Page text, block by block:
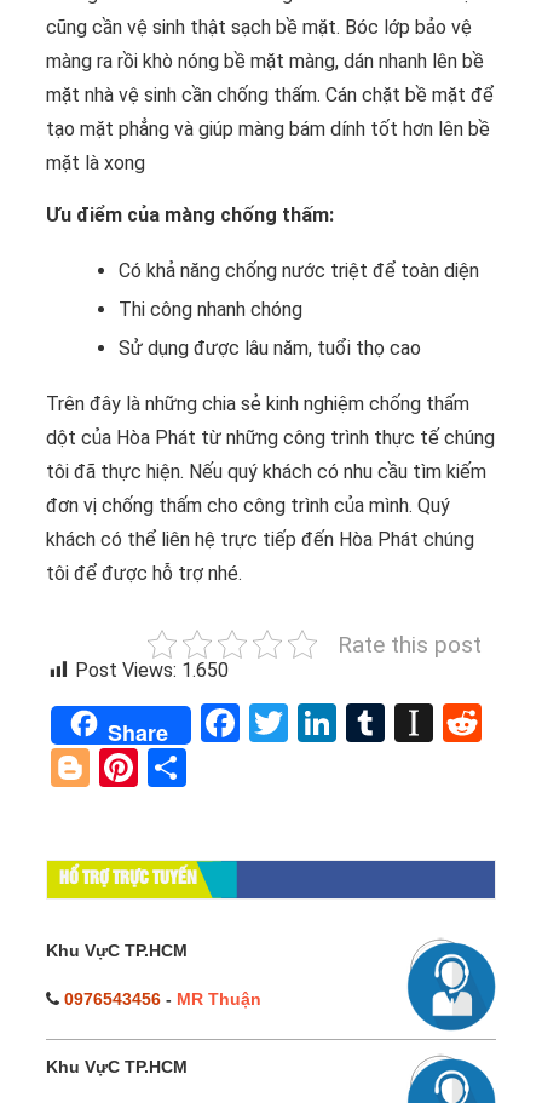
cũng cần vệ sinh thật sạch bề mặt. Bóc lớp bảo vệ
màng ra rồi khò nóng bề mặt màng, dán nhanh lên bề
mặt nhà vệ sinh cần chống thấm. Cán chặt bề mặt để
tạo mặt phẳng và giúp màng bám dính tốt hơn lên bề
mặt là xong
Ưu điểm của màng chống thấm:
Có khả năng chống nước triệt để toàn diện
Thi công nhanh chóng
Sử dụng được lâu năm, tuổi thọ cao
Trên đây là những chia sẻ kinh nghiệm chống thấm
dột của Hòa Phát từ những công trình thực tế chúng
tôi đã thực hiện. Nếu quý khách có nhu cầu tìm kiếm
đơn vị chống thấm cho công trình của mình. Quý
khách có thể liên hệ trực tiếp đến Hòa Phát chúng
tôi để được hỗ trợ nhé.
Rate this post
Post Views: 1.650
Share Facebook
TwitterLinkedIn
Tumblr
BloggerPinterest
HỔ TRỢ TRỰC TUYẾN
Khu VựC TP.HCM
0976543456 - MR Thuận
Khu VựC TP.HCM